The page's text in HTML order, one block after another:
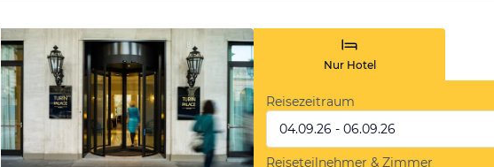
Nur Hotel
Reisezeitraum
04.09.26 - 06.09.26
Reiseteilnehmer & Zimmer